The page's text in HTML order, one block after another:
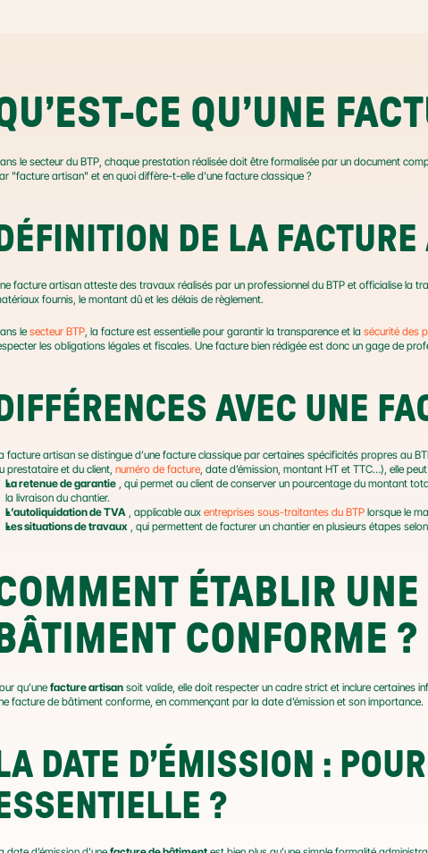
CE QU’UNE
le secteur du BTP, chaque prestation réalisée doit être formalisée par un document
"facture artisan" et en quoi diffère-t-elle d’une facture classique ?
DÉFINITION DE LA FACTURE
facture artisan atteste des travaux réalisés par un professionnel du BTP et officialise la
fournis, le montant dû et les délais de règlement.
le secteur BTP, la facture est essentielle pour garantir la transparence et la sécurité des
les obligations légales et fiscales. Une facture bien rédigée est donc un gage de
DIFFÉRENCES AVEC UNE
facture artisan se distingue d’une facture classique par certaines spécificités propres au
prestataire et du client, numéro de facture, date d’émission, montant HT et TTC…), elle
La retenue de garantie , qui permet au client de conserver un pourcentage du montant
la livraison du chantier.
L’autoliquidation de TVA , applicable aux entreprises sous-traitantes du BTP lorsque le
Les situations de travaux , qui permettent de facturer un chantier en plusieurs étapes
ÉTABLIR UNE
BÂTIMENT CONFORME ?
qu’une facture artisan soit valide, elle doit respecter un cadre strict et inclure certaines
facture de bâtiment conforme, en commençant par la date d’émission et son importance.
LA DATE D’ÉMISSION :
ESSENTIELLE ?